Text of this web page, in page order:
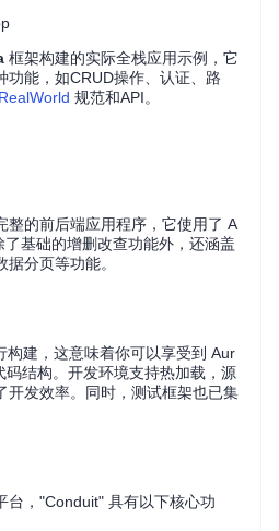
框架构建的实际全栈应用示例，它
功能，如CRUD操作、认证、路
RealWorld 规范和API。
整的前后端应用程序，它使用了 A
基础的增删改查功能外，还涵盖
分页等功能。
构建，这意味着你可以享受到 Aur
结构。开发环境支持热加载，源
开发效率。同时，测试框架也已集
台，"Conduit" 具有以下核心功